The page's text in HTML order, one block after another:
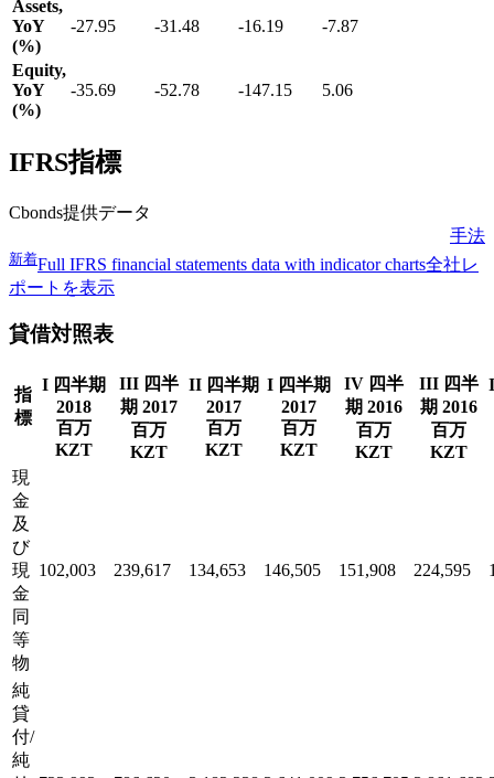
Assets,
YoY
(%)
-27.95 -31.48 -16.19 -7.87
Equity,
YoY
(%)
-35.69 -52.78 -147.15 5.06
IFRS指標
Cbonds提供データ
手法
新着Full IFRS financial statements data with indicator charts全社レ
ポートを表示
貸借対照表
指
標
I 四半期
2018
百万
KZT
III 四半
期 2017
百万
KZT
II 四半期
2017
百万
KZT
I 四半期
2017
百万
KZT
IV 四半
期 2016
百万
KZT
III 四半
期 2016
百万
KZT
現
金
及
び
現
金
同
等
物
102,003 239,617 134,653 146,505 151,908 224,595
純
貸
付/
純